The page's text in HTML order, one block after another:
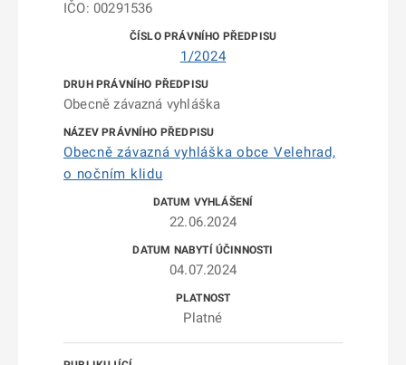
IČO: 00291536
1/2024
Obecně závazná vyhláška
Obecně závazná vyhláška obce Velehrad,
o nočním klidu
22.06.2024
04.07.2024
Platné